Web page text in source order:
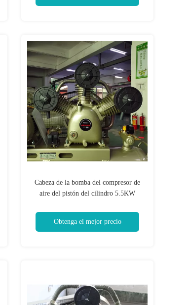
Cabeza de la bomba del compresor de
aire del pistón del cilindro 5.5KW
Obtenga el mejor precio